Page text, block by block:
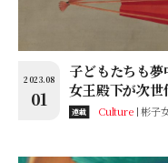
2023.08
01
子どもたちも
女王殿下が次世
連載 Culture 彬子